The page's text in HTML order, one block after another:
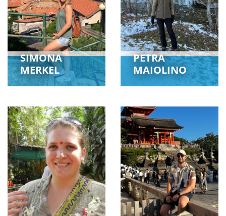
SIMONA
MERKEL
PETRA
MAIOLINO